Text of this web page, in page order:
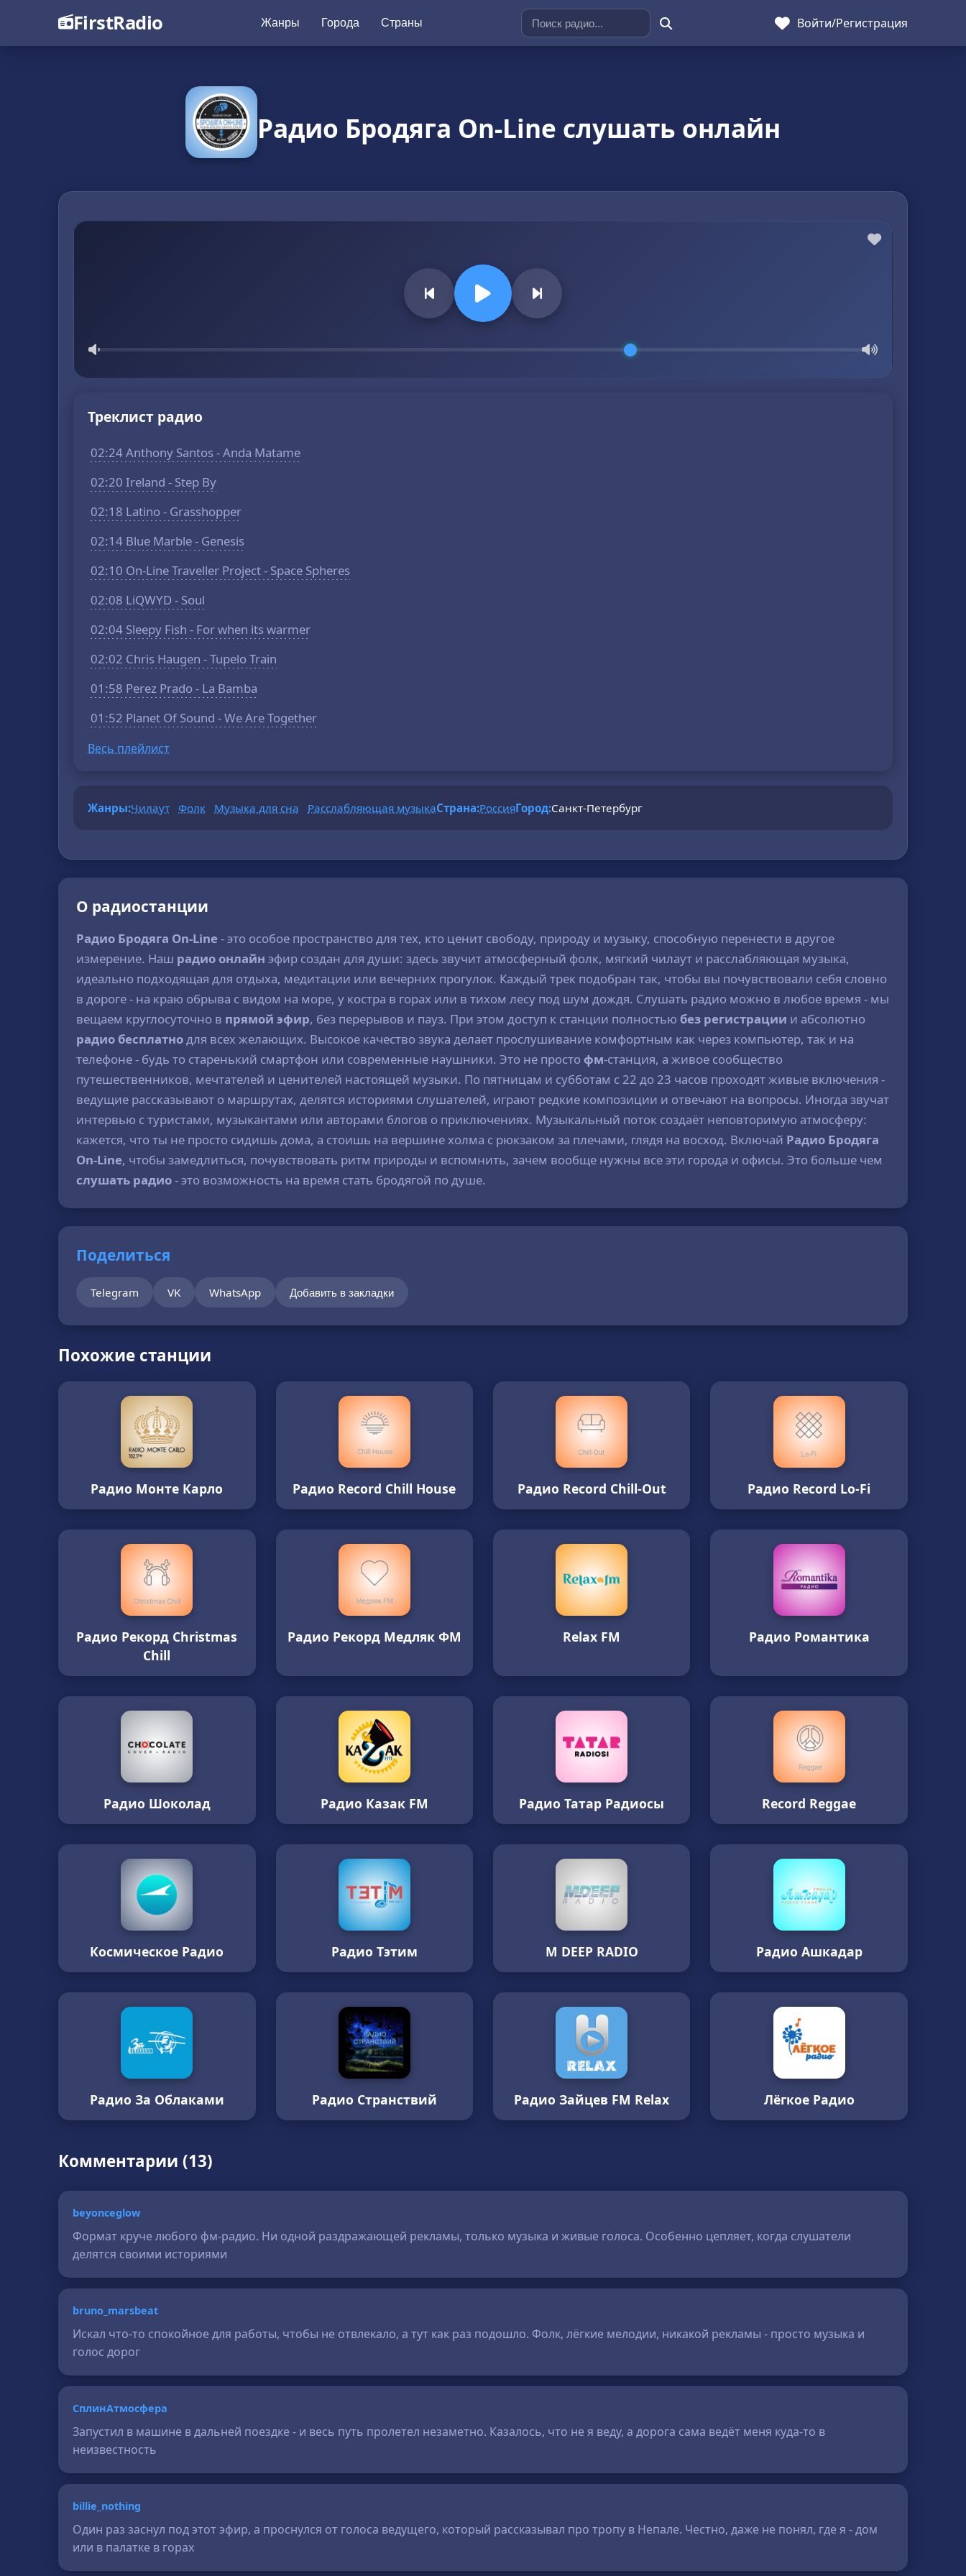
FirstRadio Жанры Города Страны Войти/Регистрация
Радио Бродяга On-Line слушать онлайн
Треклист радио
02:24 Anthony Santos - Anda Matame
02:20 Ireland - Step By
02:18 Latino - Grasshopper
02:14 Blue Marble - Genesis
02:10 On-Line Traveller Project - Space Spheres
02:08 LiQWYD - Soul
02:04 Sleepy Fish - For when its warmer
02:02 Chris Haugen - Tupelo Train
01:58 Perez Prado - La Bamba
01:52 Planet Of Sound - We Are Together
Весь плейлист
Жанры:Чилаут Фолк Музыка для сна Расслабляющая музыкаСтрана:РоссияГород:Санкт-Петербург
О радиостанции
Радио Бродяга On-Line - это особое пространство для тех, кто ценит свободу, природу и музыку, способную перенести в другое
измерение. Наш радио онлайн эфир создан для души: здесь звучит атмосферный фолк, мягкий чилаут и расслабляющая музыка,
идеально подходящая для отдыха, медитации или вечерних прогулок. Каждый трек подобран так, чтобы вы почувствовали себя словно
в дороге - на краю обрыва с видом на море, у костра в горах или в тихом лесу под шум дождя. Слушать радио можно в любое время - мы
вещаем круглосуточно в прямой эфир, без перерывов и пауз. При этом доступ к станции полностьюбез регистрации и абсолютно
радио бесплатнодля всех желающих. Высокое качество звука делает прослушивание комфортным как через компьютер, так и на
телефоне - будь то старенький смартфон или современные наушники. Это не просто фм-станция, а живое сообщество
путешественников, мечтателей и ценителей настоящей музыки. По пятницам и субботам с 22 до 23 часов проходят живые включения -
ведущие рассказывают о маршрутах, делятся историями слушателей, играют редкие композиции и отвечают на вопросы. Иногда звучат
интервью с туристами, музыкантами или авторами блогов о приключениях. Музыкальный поток создаёт неповторимую атмосферу:
кажется, что ты не просто сидишь дома, а стоишь на вершине холма с рюкзаком за плечами, глядя на восход. Включай Радио Бродяга
On-Line, чтобы замедлиться, почувствовать ритм природы и вспомнить, зачем вообще нужны все эти города и офисы. Это больше чем
слушать радио- это возможность на время стать бродягой по душе.
Поделиться
Telegram VK WhatsApp Добавить в закладки
Похожие станции
Радио Монте Карло Радио Record Chill House Радио Record Chill-Out Радио Record Lo-Fi
Радио Рекорд Christmas
Chill
Радио Рекорд Медляк ФМ Relax FM Радио Романтика
Радио Шоколад Радио Казак FM Радио Татар Радиосы Record Reggae
Космическое Радио Радио Тэтим M DEEP RADIO Радио Ашкадар
Радио За Облаками Радио Странствий Радио Зайцев FM Relax Лёгкое Радио
Комментарии (13)
beyonceglow
Формат круче любого фм-радио. Ни одной раздражающей рекламы, только музыка и живые голоса. Особенно цепляет, когда слушатели
делятся своими историями
bruno_marsbeat
Искал что-то спокойное для работы, чтобы не отвлекало, а тут как раз подошло. Фолк, лёгкие мелодии, никакой рекламы - просто музыка и
голос дорог
СплинАтмосфера
Запустил в машине в дальней поездке - и весь путь пролетел незаметно. Казалось, что не я веду, а дорога сама ведёт меня куда-то в
неизвестность
billie_nothing
Один раз заснул под этот эфир, а проснулся от голоса ведущего, который рассказывал про тропу в Непале. Честно, даже не понял, где я - дом
или в палатке в горах